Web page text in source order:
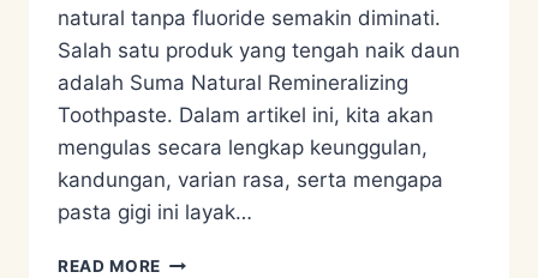
natural tanpa fluoride semakin diminati.
Salah satu produk yang tengah naik daun
adalah Suma Natural Remineralizing
Toothpaste. Dalam artikel ini, kita akan
mengulas secara lengkap keunggulan,
kandungan, varian rasa, serta mengapa
pasta gigi ini layak…
READ MORE REKOMENDASI